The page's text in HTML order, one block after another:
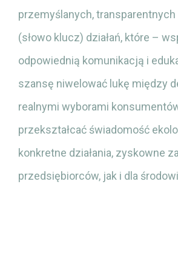
przemyślanych,
(słowo klucz) działań, które –
odpowiednią komunikacją i
szansę niwelować lukę między
realnymi wyborami
przekształcać świadomość
konkretne działania, zyskowne
przedsiębiorców, jak i dla